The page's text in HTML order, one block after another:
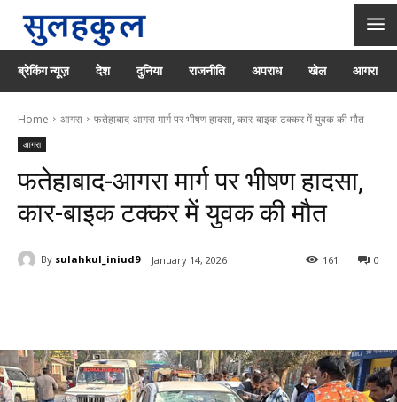
ब्रेकिंग न्यूज़ देश दुनिया राजनीति अपराध खेल आगरा
Home आगरा फतेहाबाद-आगरा मार्ग पर भीषण हादसा, कार-बाइक टक्कर में युवक की मौत
आगरा
फतेहाबाद-आगरा मार्ग पर भीषण हादसा,
कार-बाइक टक्कर में युवक की मौत
By sulahkul_iniud9 January 14, 2026 0
161